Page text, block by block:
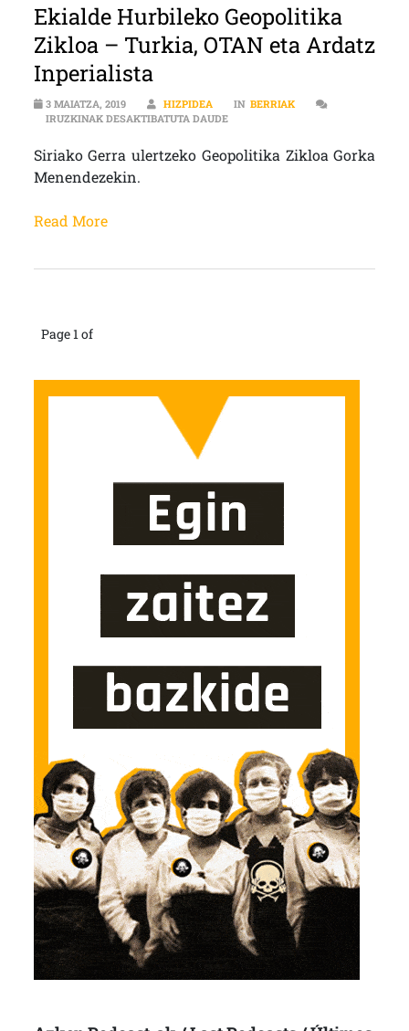
Ekialde Hurbileko Geopolitika
Zikloa – Turkia, OTAN eta Ardatz
Inperialista
3 MAIATZA, 2019 HIZPIDEA IN BERRIAK
IRUZKINAK DESAKTIBATUTA DAUDEEKIALDE HURBILEKO
Siriako Gerra ulertzeko Geopolitika Zikloa Gorka
Menendezekin.
Read More
Page 1 of